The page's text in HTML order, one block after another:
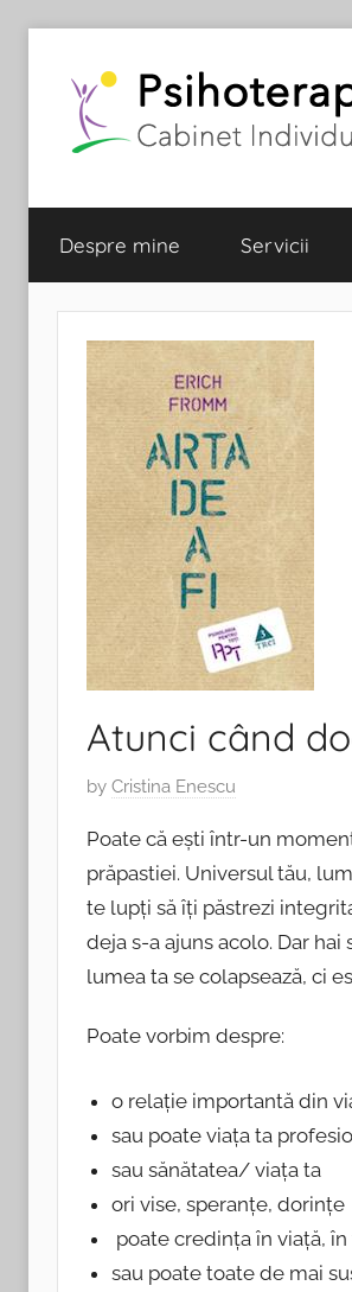
content
Despre mine Servicii
Atunci când
P
s
t
e
d
o
1
2
0
by Cristina Enescu
Poate că ești într-un
prăpastiei. Universul tău,
te lupți să îți păstrezi
deja s-a ajuns acolo. Dar
lumea ta se colapsează, ci
Poate vorbim despre:
o relație importantă din
sau poate viața ta
sau sănătatea/ viața ta
ori vise, speranțe, dorințe
poate credința în viață,
sau poate toate de mai